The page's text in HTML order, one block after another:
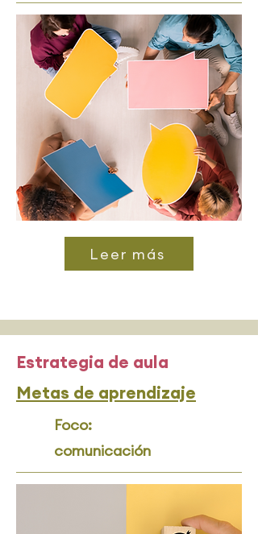
Leer más
Estrategia de aula
Metas de aprendizaje
Foco:
comunicación